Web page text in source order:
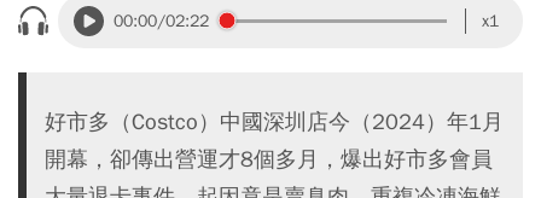
00:00/02:22 x1
好市多（Costco）中國深圳店今（2024）年1月
開幕，卻傳出營運才8個多月，爆出好市多會員